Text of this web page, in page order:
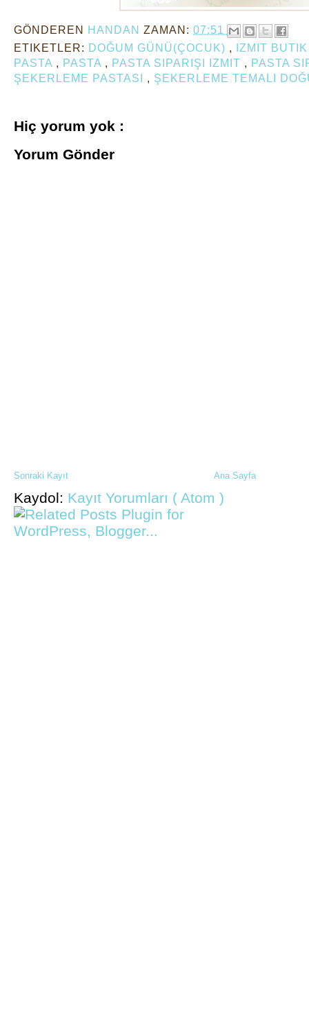
GÖNDEREN HANDAN ZAMAN: 07:51
ETIKETLER: DOĞUM GÜNÜ(ÇOCUK) ,
IZMIT
PASTA , PASTA , PASTA SIPARIŞI IZMIT , PASTA
ŞEKERLEME PASTASI , ŞEKERLEME TEMALI
Hiç yorum yok :
Yorum Gönder
Sonraki Kayıt Ana Sayfa
Kaydol: Kayıt Yorumları ( Atom )